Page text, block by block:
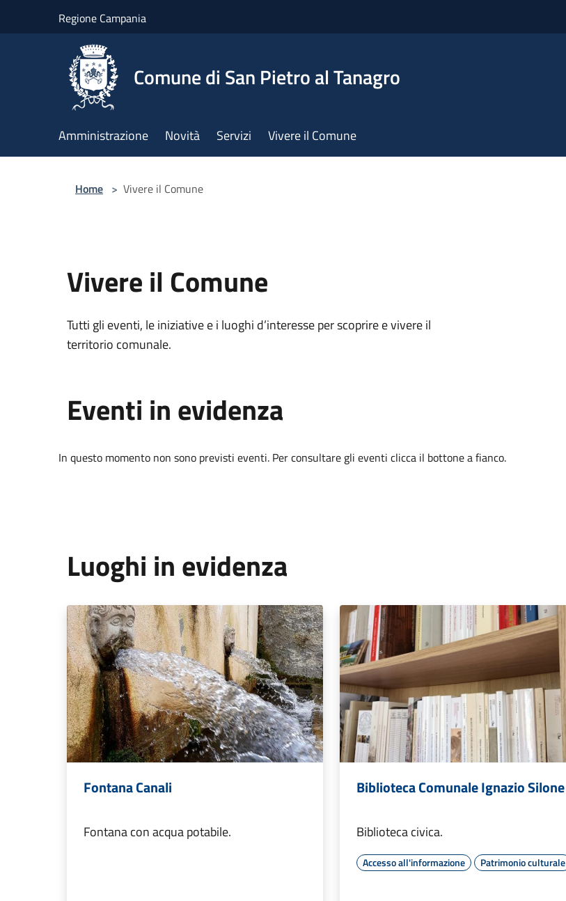
Regione Campania
Comune di San Pietro al Tanagro
Amministrazione Novità Servizi Vivere il Comune
Home > Vivere il Comune
Vivere il Comune
Tutti gli eventi, le iniziative e i luoghi d’interesse per scoprire e vivere il
territorio comunale.
Eventi in evidenza
In questo momento non sono previsti eventi. Per consultare gli eventi clicca il bottone a fianco.
Luoghi in evidenza
Fontana Canali
Fontana con acqua potabile.
Biblioteca Comunale Ignazio Silone
Biblioteca civica.
Accesso all'informazione Patrimonio culturale